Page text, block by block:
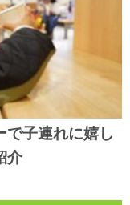
で子連れに嬉し
介